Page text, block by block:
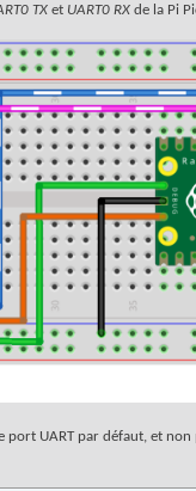
TX et UART0 RX de la Pi
UART par défaut, et non